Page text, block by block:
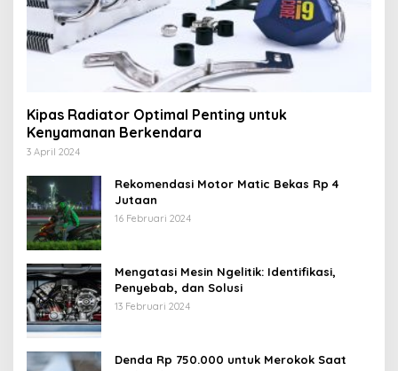
Kipas Radiator Optimal Penting untuk
Kenyamanan Berkendara
3 April 2024
Rekomendasi Motor Matic Bekas Rp 4
Jutaan
16 Februari 2024
Mengatasi Mesin Ngelitik: Identifikasi,
Penyebab, dan Solusi
13 Februari 2024
Denda Rp 750.000 untuk Merokok Saat